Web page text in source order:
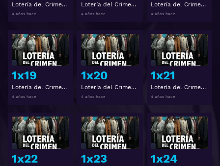
Lotería del Crimen Temporada 1 Capitulo 16
4 años hace
Lotería del Crimen Temporada 1 Capitulo 17
4 años hace
Lotería del Crimen Temporada 1 Capitulo 18
4 años hace
1x19
Lotería del Crimen Temporada 1 Capitulo 19
4 años hace
Ver
1x20
Lotería del Crimen Temporada 1 Capitulo 20
4 años hace
Ver
1x21
Lotería del Crimen Temporada 1 Capitulo 21
4 años hace
1x22
Ver
1x23
Ver
1x24